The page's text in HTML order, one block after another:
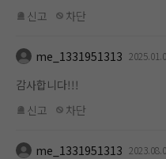
신고
차단
me_1331951313
감사합니다!!!
신고
차단
me_1331951313